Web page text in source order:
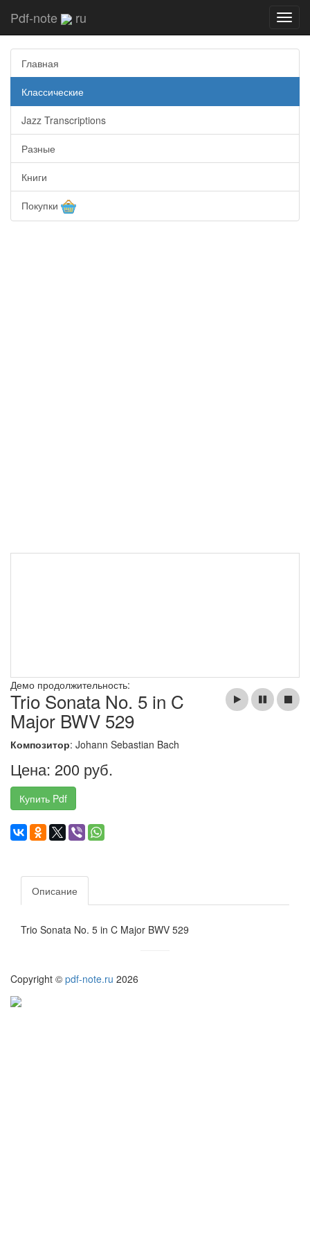
Pdf-note ru
Главная
Классические
Jazz Transcriptions
Разные
Книги
Покупки
Демо продолжительность:
Trio Sonata No. 5 in C
Major BWV 529
Композитор: Johann Sebastian Bach
Цена: 200 руб.
Купить Pdf
Описание
Trio Sonata No. 5 in C Major BWV 529
Copyright © pdf-note.ru 2026